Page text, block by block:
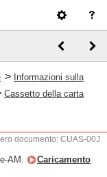
> Informazioni sulla
Cassetto della carta
documento: CUAS-00J
AM.
Caricamento